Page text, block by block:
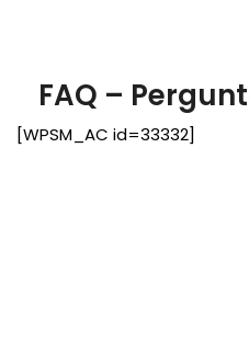
FAQ –
[WPSM_AC id=33332]